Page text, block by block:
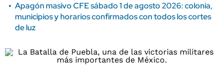
Apagón masivo CFE sábado 1 de agosto 2026: colonia,
municipios y horarios confirmados con todos los cortes
de luz